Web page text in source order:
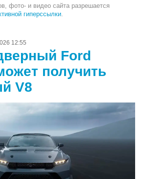
фото- и видео сайта разрешается
гиперссылки.
12:55
Ford
получить
V8